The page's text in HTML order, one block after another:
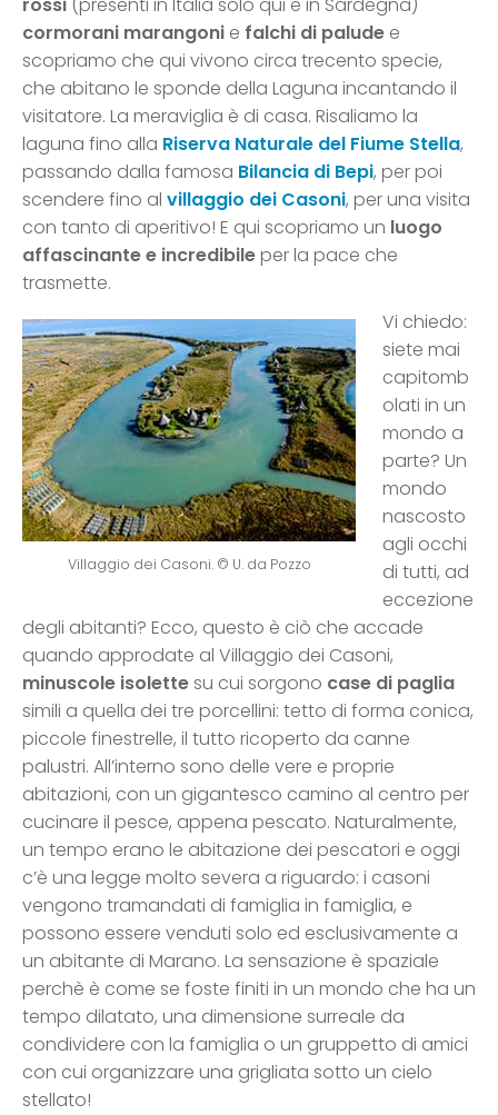
cormorani marangoni e falchi di palude e
scopriamo che qui vivono circa trecento specie,
che abitano le sponde della Laguna incantando il
visitatore. La meraviglia è di casa. Risaliamo la
laguna fino alla Riserva Naturale del Fiume Stella,
passando dalla famosa Bilancia di Bepi, per poi
scendere fino al villaggio dei Casoni, per una visita
con tanto di aperitivo! E qui scopriamo un luogo
affascinante e incredibileper la pace che
trasmette.
Villaggio dei Casoni. © U. da Pozzo
Vi chiedo:
siete mai
capitomb
olati in un
mondo a
parte? Un
mondo
nascosto
agli occhi
di tutti, ad
eccezione
degli abitanti? Ecco, questo è ciò che accade
quando approdate al Villaggio dei Casoni,
minuscole isolettesu cui sorgono case di paglia
simili a quella dei tre porcellini: tetto di forma conica,
piccole finestrelle, il tutto ricoperto da canne
palustri. All’interno sono delle vere e proprie
abitazioni, con un gigantesco camino al centro per
cucinare il pesce, appena pescato. Naturalmente,
un tempo erano le abitazione dei pescatori e oggi
c’è una legge molto severa a riguardo: i casoni
vengono tramandati di famiglia in famiglia, e
possono essere venduti solo ed esclusivamente a
un abitante di Marano. La sensazione è spaziale
perchè è come se foste finiti in un mondo che ha un
tempo dilatato, una dimensione surreale da
condividere con la famiglia o un gruppetto di amici
con cui organizzare una grigliata sotto un cielo
stellato!